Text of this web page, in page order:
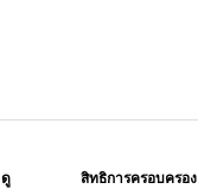
ดู สิทธิการครอบครอง